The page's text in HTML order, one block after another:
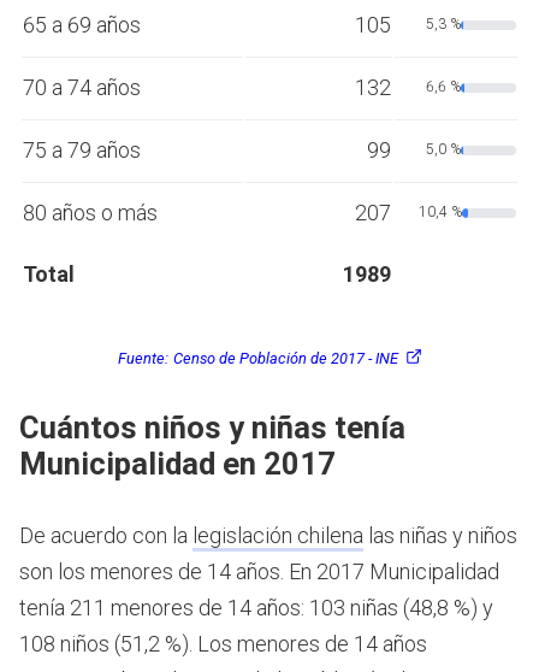
65 a 69 años 105 5,3 %
70 a 74 años 132 6,6 %
75 a 79 años 99 5,0 %
80 años o más 207 10,4 %
Total 1989
Fuente: Censo de Población de 2017 - INE
Cuántos niños y niñas tenía
Municipalidad en 2017
De acuerdo con la legislación chilena las niñas y niños
son los menores de 14 años. En 2017 Municipalidad
tenía 211 menores de 14 años: 103 niñas (48,8 %) y
108 niños (51,2 %). Los menores de 14 años